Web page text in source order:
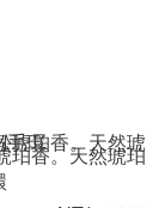
珀香。天然琥珀